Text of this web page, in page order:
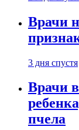
Врачи
3 дня спустя
Врачи
пчела